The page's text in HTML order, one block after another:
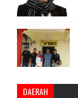
DAERAH